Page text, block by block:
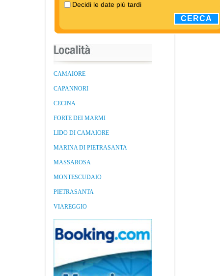
Decidi le date più tardi
CERCA
CAMAIORE
CAPANNORI
CECINA
FORTE DEI MARMI
LIDO DI CAMAIORE
MARINA DI PIETRASANTA
MASSAROSA
MONTESCUDAIO
PIETRASANTA
VIAREGGIO